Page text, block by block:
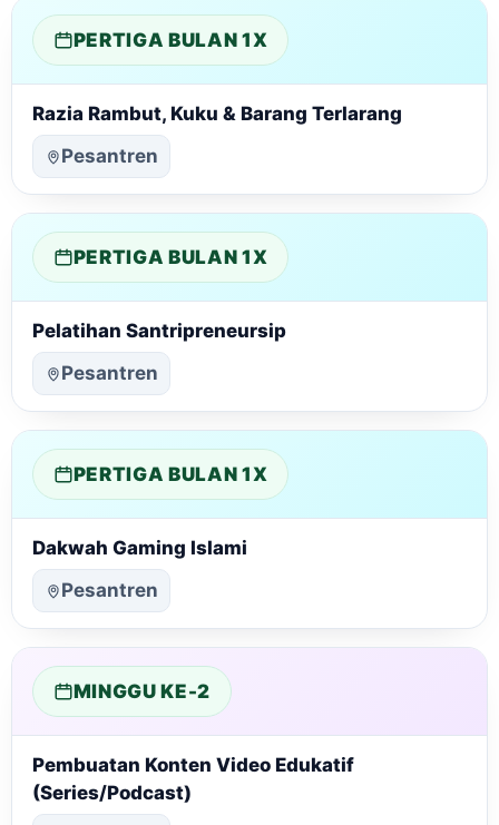
PERTIGA BULAN 1X
Razia Rambut, Kuku & Barang Terlarang
Pesantren
PERTIGA BULAN 1X
Pelatihan Santripreneursip
Pesantren
PERTIGA BULAN 1X
Dakwah Gaming Islami
Pesantren
MINGGU KE-2
Pembuatan Konten Video Edukatif
(Series/Podcast)